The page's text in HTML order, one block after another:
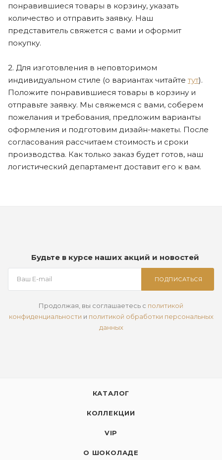
понравившиеся товары в корзину, указать
количество и отправить заявку. Наш
представитель свяжется с вами и оформит
покупку.
2. Для изготовления в неповторимом
индивидуальном стиле (о вариантах читайте тут).
Положите понравившиеся товары в корзину и
отправьте заявку. Мы свяжемся с вами, соберем
пожелания и требования, предложим варианты
оформления и подготовим дизайн-макеты. После
согласования рассчитаем стоимость и сроки
производства. Как только заказ будет готов, наш
логистический департамент доставит его к вам.
Будьте в курсе наших акций и новостей
ПОДПИСАТЬСЯ
Продолжая, вы соглашаетесь с политикой
конфиденциальности и политикой обработки персональных
данных
КАТАЛОГ
КОЛЛЕКЦИИ
VIP
О ШОКОЛАДЕ